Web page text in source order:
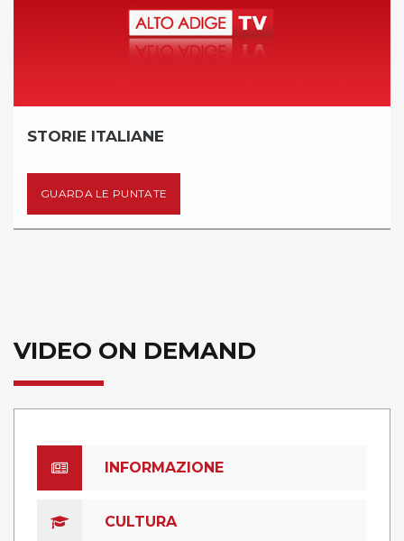
VIDEO ON DEMAND
INFORMAZIONE
CULTURA